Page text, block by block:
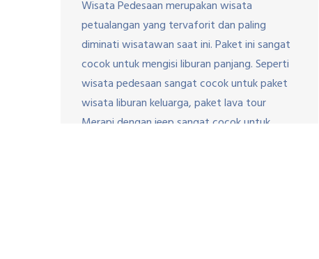
Wisata Pedesaan merupakan wisata
petualangan yang tervaforit dan paling
diminati wisatawan saat ini. Paket ini sangat
cocok untuk mengisi liburan panjang. Seperti
wisata pedesaan sangat cocok untuk paket
wisata liburan keluarga, paket lava tour
Merapi dengan jeep sangat cocok untuk